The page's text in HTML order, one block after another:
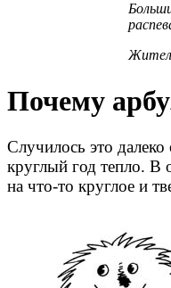
Почему
Случилось это
круглый год тепло. В
на что-то круглое и